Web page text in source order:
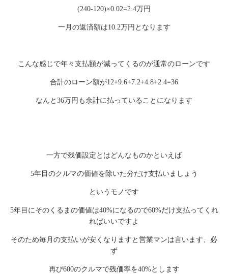
(240-120)×0.02=2.4万円
一月の返済額は10.2万円となります
こんな感じで年々支払額が減ってくるのが通常のローンです
合計のローン額が12+9.6+7.2+4.8+2.4=36
なんと36万円も余計に払っていることになります
一方で残価設定とはどんなものかといえば
5年目のクルマの価値を除いた分だけ支払いましょう
というモノです
5年目にそのくるまの価値は40%になるので60%だけ支払ってくれ
ればいいですよ
そのため毎月の支払いが安くなりますと営業マンは言います、必
ず
再び600のクルマで残価率を40%とします